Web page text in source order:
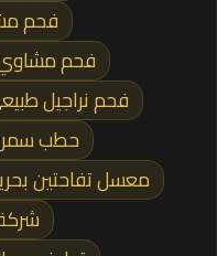
فحم
فحم
فحم نراجيل
حطب سمر
معسل تفاحتين